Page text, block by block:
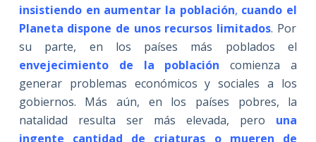
insistiendo en aumentar la población, cuando el
Planeta dispone de unos recursos limitados. Por
su parte, en los países más poblados el
envejecimiento de la
población comienza a
generar problemas económicos y sociales a los
gobiernos. Más aún, en los países pobres, la
natalidad resulta ser más elevada, pero una
ingente cantidad de criaturas o mueren de